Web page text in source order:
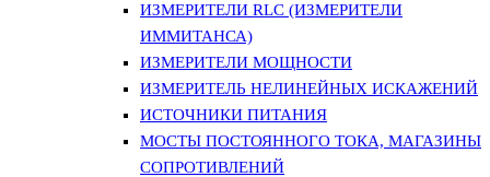
ИЗМЕРИТЕЛИ RLC (ИЗМЕРИТЕЛИ
ИММИТАНСА)
ИЗМЕРИТЕЛИ МОЩНОСТИ
ИЗМЕРИТЕЛЬ НЕЛИНЕЙНЫХ ИСКАЖЕНИЙ
ИСТОЧНИКИ ПИТАНИЯ
МОСТЫ ПОСТОЯННОГО ТОКА, МАГАЗИНЫ
СОПРОТИВЛЕНИЙ